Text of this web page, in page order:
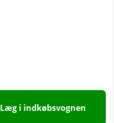
Læg i indkøbsvognen